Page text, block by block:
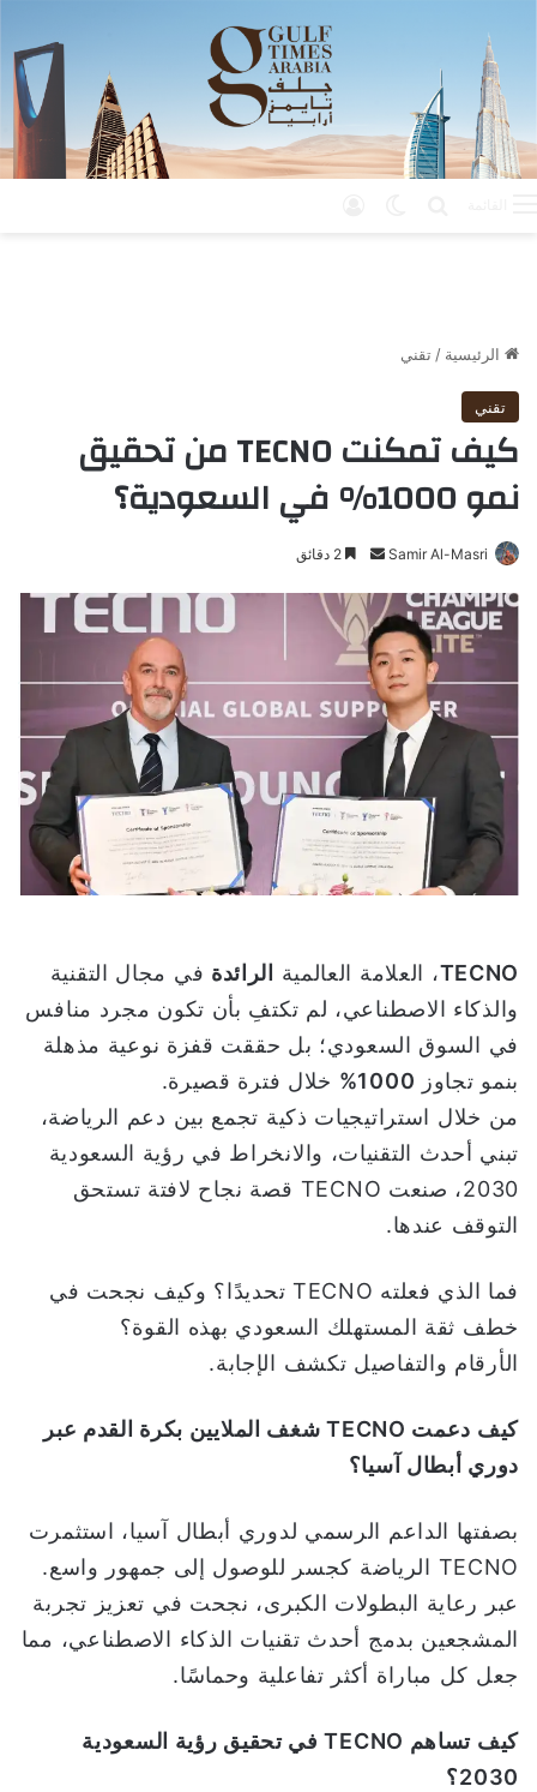
الرئيسية /تقني
تقني
كيف تمكنت TECNO من تحقيق
نمو 1000% في السعودية؟
Samir Al-Masri
س
ل
ب
ر
إ
ل
ك
ت
ن
ي
ا
TECNO، العلامة العالمية الرائدة في مجال التقنية
والذكاء الاصطناعي، لم تكتفِ بأن تكون مجرد منافس
في السوق السعودي؛ بل حققت قفزة نوعية مذهلة
بنمو تجاوز 1000%
خلال فترة قصيرة.
من خلال استراتيجيات ذكية تجمع بين دعم الرياضة،
تبني أحدث التقنيات، والانخراط في رؤية السعودية
2030، صنعت TECNO قصة نجاح لافتة تستحق
التوقف عندها.
فما الذي فعلته TECNO تحديدًا؟ وكيف نجحت في
خطف ثقة المستهلك السعودي بهذه القوة؟
الأرقام والتفاصيل تكشف الإجابة.
كيف دعمت
شغف الملايين بكرة القدم عبر
دوري أبطال آسيا؟
بصفتها الداعم الرسمي لدوري أبطال آسيا، استثمرت
TECNO الرياضة كجسر للوصول إلى جمهور واسع.
عبر رعاية البطولات الكبرى، نجحت في تعزيز تجربة
المشجعين بدمج أحدث تقنيات الذكاء الاصطناعي، مما
جعل كل مباراة أكثر تفاعلية وحماسًا.
كيف تساهم
في تحقيق رؤية السعودية
2030؟